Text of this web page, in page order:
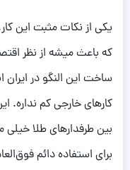
که باعث میشه از نظر
ساخت این النگو در ایران
کارهای خارجی کم نداره.
بین طرفدارهای طلا
برای استفاده دائم